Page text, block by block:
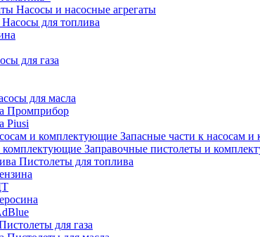
Насосы и насосные агрегаты
Насосы для топлива
для газа
для масла
Промприбор
Piusi
Запасные части к насосам
Заправочные пистолеты и
Пистолеты для топлива
для газа